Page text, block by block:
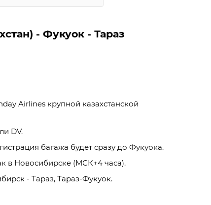
- Фукуок - Тараз
Airlines крупной казахстанской
DV.
багажа будет сразу до Фукуока.
в Новосибирске (МСК+4 часа).
- Тараз, Тараз-Фукуок.